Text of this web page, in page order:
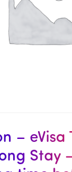
– eVisa
Stay